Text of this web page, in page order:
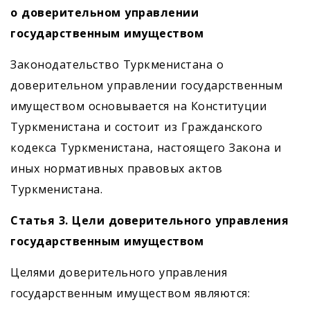
о доверительном управлении
государственным имуществом
Законодательство Туркменистана о
доверительном управлении государственным
имуществом основывается на Конституции
Туркменистана и состоит из Гражданского
кодекса Туркменистана, настоящего Закона и
иных нормативных правовых актов
Туркменистана.
Статья 3. Цели доверительного управления
государственным имуществом
Целями доверительного управления
государственным имуществом являются: